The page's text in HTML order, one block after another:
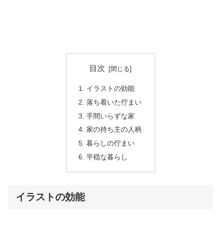
目次
イラストの効能
落ち着いた佇まい
手間いらずな家
家の持ち主の人柄
暮らしの佇まい
平穏な暮らし
イラストの効能